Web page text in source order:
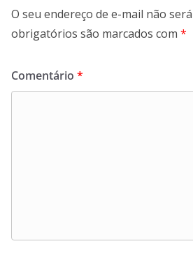
O seu endereço de e-mail não
obrigatórios são marcados com *
Comentário *